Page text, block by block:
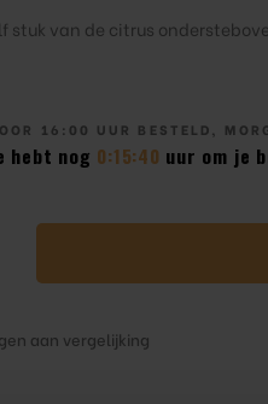
stuk van de citrus
16:00 UUR BESTELD,
hebt nog 0:15:39 uur om je
aan vergelijking